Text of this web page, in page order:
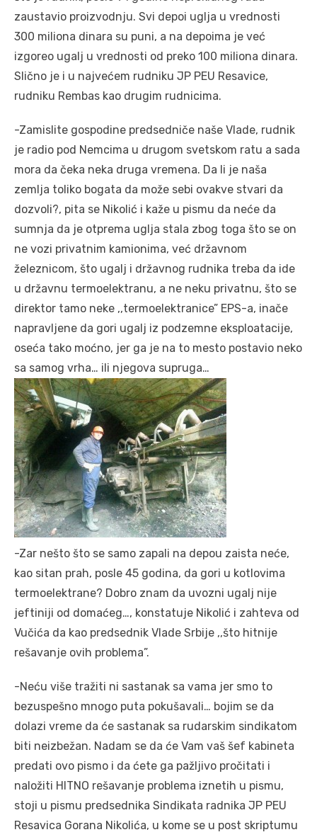
zaustavio proizvodnju. Svi depoi uglja u vrednosti
300 miliona dinara su puni, a na depoima je već
izgoreo ugalj u vrednosti od preko 100 miliona dinara.
Slično je i u najvećem rudniku JP PEU Resavice,
rudniku Rembas kao drugim rudnicima.
-Zamislite gospodine predsedniče naše Vlade, rudnik
je radio pod Nemcima u drugom svetskom ratu a sada
mora da čeka neka druga vremena. Da li je naša
zemlja toliko bogata da može sebi ovakve stvari da
dozvoli?, pita se Nikolić i kaže u pismu da neće da
sumnja da je otprema uglja stala zbog toga što se on
ne vozi privatnim kamionima, već državnom
železnicom, što ugalj i državnog rudnika treba da ide
u državnu termoelektranu, a ne neku privatnu, što se
direktor tamo neke ,,termoelektranice” EPS-a, inače
napravljene da gori ugalj iz podzemne eksploatacije,
oseća tako moćno, jer ga je na to mesto postavio neko
sa samog vrha… ili njegova supruga…
-Zar nešto što se samo zapali na depou zaista neće,
kao sitan prah, posle 45 godina, da gori u kotlovima
termoelektrane? Dobro znam da uvozni ugalj nije
jeftiniji od domaćeg…, konstatuje Nikolić i zahteva od
Vučića da kao predsednik Vlade Srbije ,,što hitnije
rešavanje ovih problema”.
-Neću više tražiti ni sastanak sa vama jer smo to
bezuspešno mnogo puta pokušavali… bojim se da
dolazi vreme da će sastanak sa rudarskim sindikatom
biti neizbežan. Nadam se da će Vam vaš šef kabineta
predati ovo pismo i da ćete ga pažljivo pročitati i
naložiti HITNO rešavanje problema iznetih u pismu,
stoji u pismu predsednika Sindikata radnika JP PEU
Resavica Gorana Nikolića, u kome se u post skriptumu